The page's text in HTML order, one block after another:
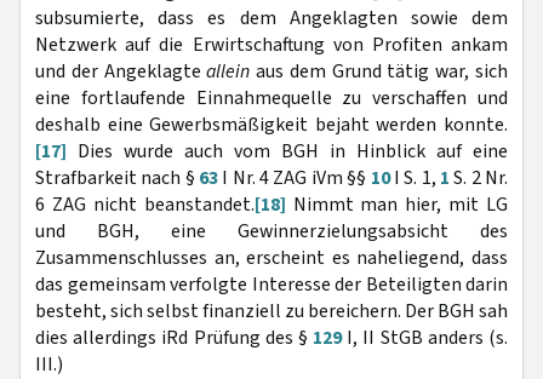
subsumierte, dass es dem Angeklagten sowie dem
Netzwerk auf die Erwirtschaftung von Profiten ankam
und der Angeklagteallein aus dem Grund tätig war, sich
eine fortlaufende Einnahmequelle zu verschaffen und
deshalb eine Gewerbsmäßigkeit bejaht werden konnte.
[17] Dies wurde auch vom BGH in Hinblick auf eine
Strafbarkeit nach § 63I Nr. 4 ZAG iVm §§ 10I S. 1, 1S. 2 Nr.
6 ZAG nicht beanstandet.[18] Nimmt man hier, mit LG
und BGH, eine Gewinnerzielungsabsicht des
Zusammenschlusses an, erscheint es naheliegend, dass
das gemeinsam verfolgte Interesse der Beteiligten darin
besteht, sich selbst finanziell zu bereichern. Der BGH sah
dies allerdings iRd Prüfung des § 129I, II StGB anders (s.
III.)